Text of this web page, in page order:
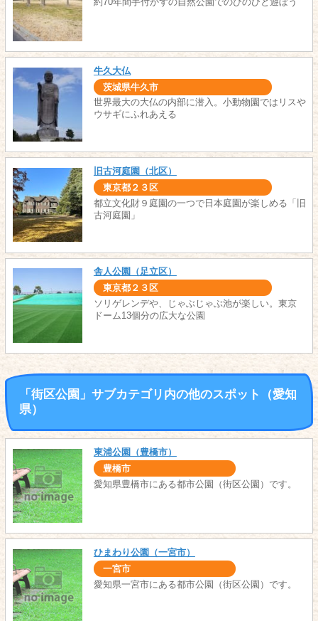
約70年間手付かずの自然公園でのびのびと遊ぼう
牛久大仏
茨城県牛久市
世界最大の大仏の内部に潜入。小動物園ではリスや
ウサギにふれあえる
旧古河庭園（北区）
東京都２３区
都立文化財９庭園の一つで日本庭園が楽しめる「旧
古河庭園」
舎人公園（足立区）
東京都２３区
ソリゲレンデや、じゃぶじゃぶ池が楽しい。東京
ドーム13個分の広大な公園
「街区公園」サブカテゴリ内の他のスポット（愛知
県）
東浦公園（豊橋市）
豊橋市
愛知県豊橋市にある都市公園（街区公園）です。
ひまわり公園（一宮市）
一宮市
愛知県一宮市にある都市公園（街区公園）です。